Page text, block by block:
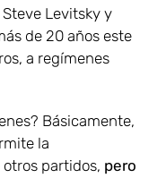
Steve Levitsky y
de 20 años este
a regímenes
Básicamente,
la
partidos, pero